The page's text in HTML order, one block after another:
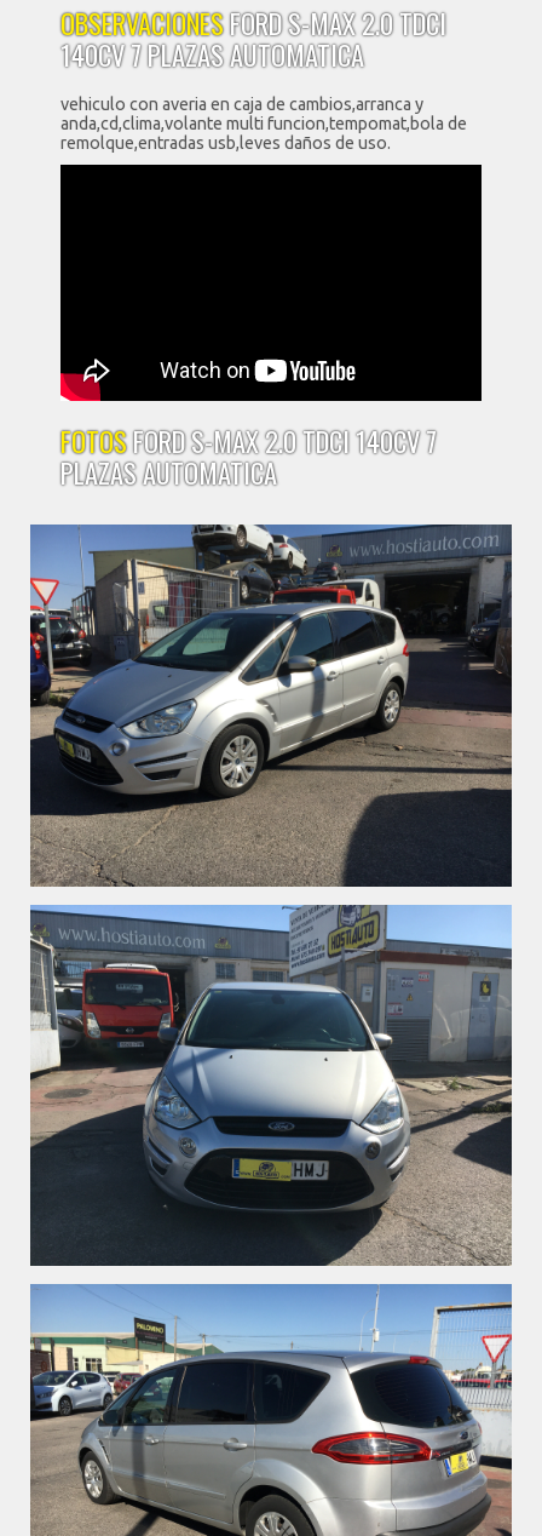
OBSERVACIONESFORD S-MAX 2.0 TDCI
140CV 7 PLAZAS AUTOMATICA
vehiculo con averia en caja de cambios,arranca y
anda,cd,clima,volante multi funcion,tempomat,bola de
remolque,entradas usb,leves daños de uso.
FOTOSFORD S-MAX 2.0 TDCI 140CV 7
PLAZAS AUTOMATICA